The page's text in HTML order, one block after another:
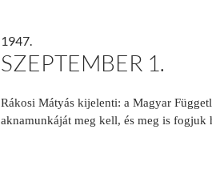
1947.
SZEPTEMBER 1.
Rákosi Mátyás kijelenti: a Magyar
aknamunkáját meg kell, és meg is fogjuk